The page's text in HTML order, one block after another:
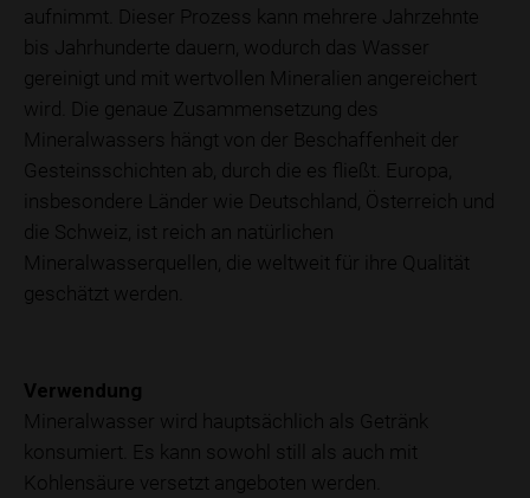
aufnimmt. Dieser Prozess kann mehrere Jahrzehnte
bis Jahrhunderte dauern, wodurch das Wasser
gereinigt und mit wertvollen Mineralien angereichert
wird. Die genaue Zusammensetzung des
Mineralwassers hängt von der Beschaffenheit der
Gesteinsschichten ab, durch die es fließt. Europa,
insbesondere Länder wie Deutschland, Österreich und
die Schweiz, ist reich an natürlichen
Mineralwasserquellen, die weltweit für ihre Qualität
geschätzt werden.
Verwendung
Mineralwasser wird hauptsächlich als Getränk
konsumiert. Es kann sowohl still als auch mit
Kohlensäure versetzt angeboten werden.